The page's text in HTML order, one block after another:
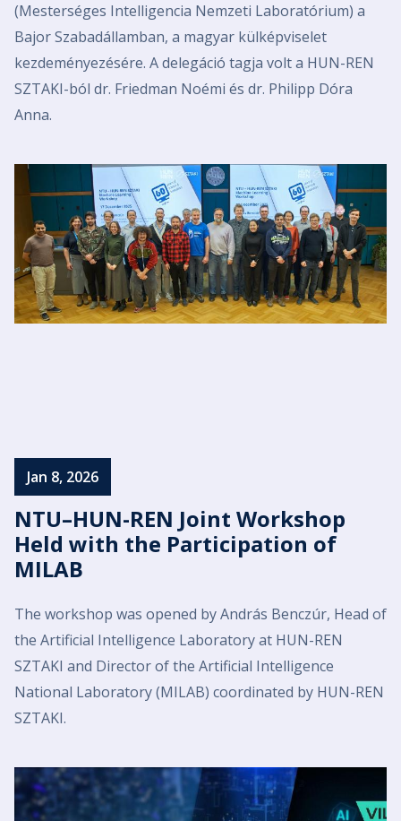
(Mesterséges Intelligencia Nemzeti Laboratórium) a
Bajor Szabadállamban, a magyar külképviselet
kezdeményezésére. A delegáció tagja volt a HUN-REN
SZTAKI-ból dr. Friedman Noémi és dr. Philipp Dóra
Anna.
Jan 8, 2026
NTU–HUN-REN Joint Workshop
Held with the Participation of
MILAB
The workshop was opened by András Benczúr, Head of
the Artificial Intelligence Laboratory at HUN-REN
SZTAKI and Director of the Artificial Intelligence
National Laboratory (MILAB) coordinated by HUN-REN
SZTAKI.